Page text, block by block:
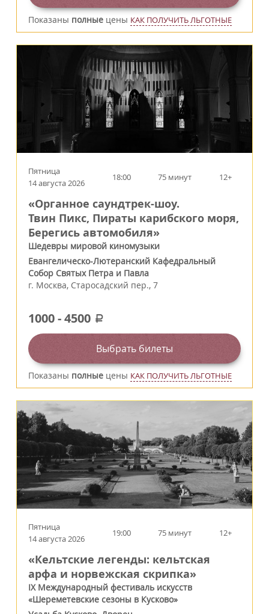
Показаны полные цены КАК ПОЛУЧИТЬ ЛЬГОТНЫЕ
Пятница
14 августа 2026
18:00 75 минут 12+
«Органное саундтрек-шоу.
Твин Пикс, Пираты карибского моря,
Берегись автомобиля»
Шедевры мировой киномузыки
Евангелическо-Лютеранский Кафедральный
Собор Святых Петра и Павла
г. Москва, Старосадский пер., 7
1000-4500 a
Выбрать билеты
Показаны полные цены КАК ПОЛУЧИТЬ ЛЬГОТНЫЕ
Пятница
14 августа 2026
19:00 75 минут 12+
«Кельтские легенды: кельтская
арфа и норвежская скрипка»
IX Международный фестиваль искусств
«Шереметевские сезоны в Кусково»